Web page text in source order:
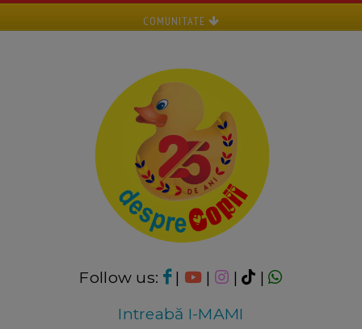
COMUNITATE
Follow us: | | |
|
Intreabă I-MAMI